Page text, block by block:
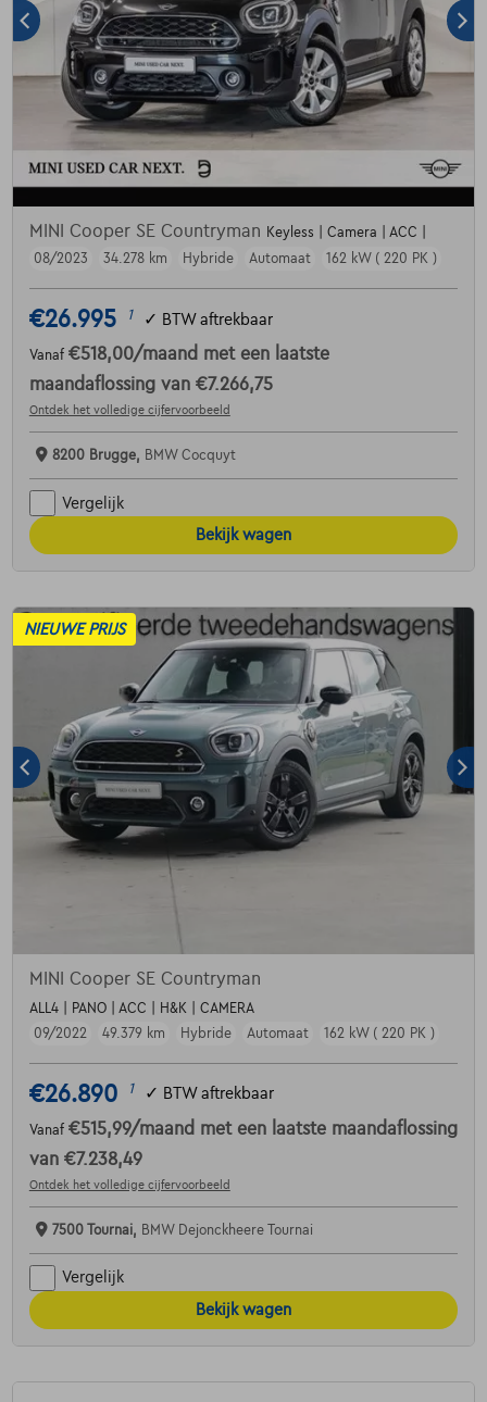
MINI Cooper SE Countryman Keyless | Camera | ACC |
08/2023
34.278 km Hybride Automaat 162 kW ( 220 PK )
€26.995 1 ✓ BTW aftrekbaar
Vanaf €518,00/maand met een laatste
maandaflossing van €7.266,75
Ontdek het volledige cijfervoorbeeld
8200 Brugge, BMW Cocquyt
Vergelijk
Bekijk wagen
NIEUWE PRIJS
MINI Cooper SE Countryman
ALL4 | PANO | ACC | H&K | CAMERA
09/2022
49.379 km Hybride Automaat 162 kW ( 220 PK )
€26.890 1 ✓ BTW aftrekbaar
Vanaf €515,99/maand met een laatste maandaflossing
van €7.238,49
Ontdek het volledige cijfervoorbeeld
7500 Tournai, BMW Dejonckheere Tournai
Vergelijk
Bekijk wagen